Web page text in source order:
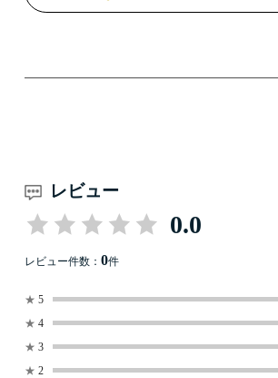
レビュー
0.0
レビュー件数： 0件
★ 5
★ 4
★ 3
★ 2